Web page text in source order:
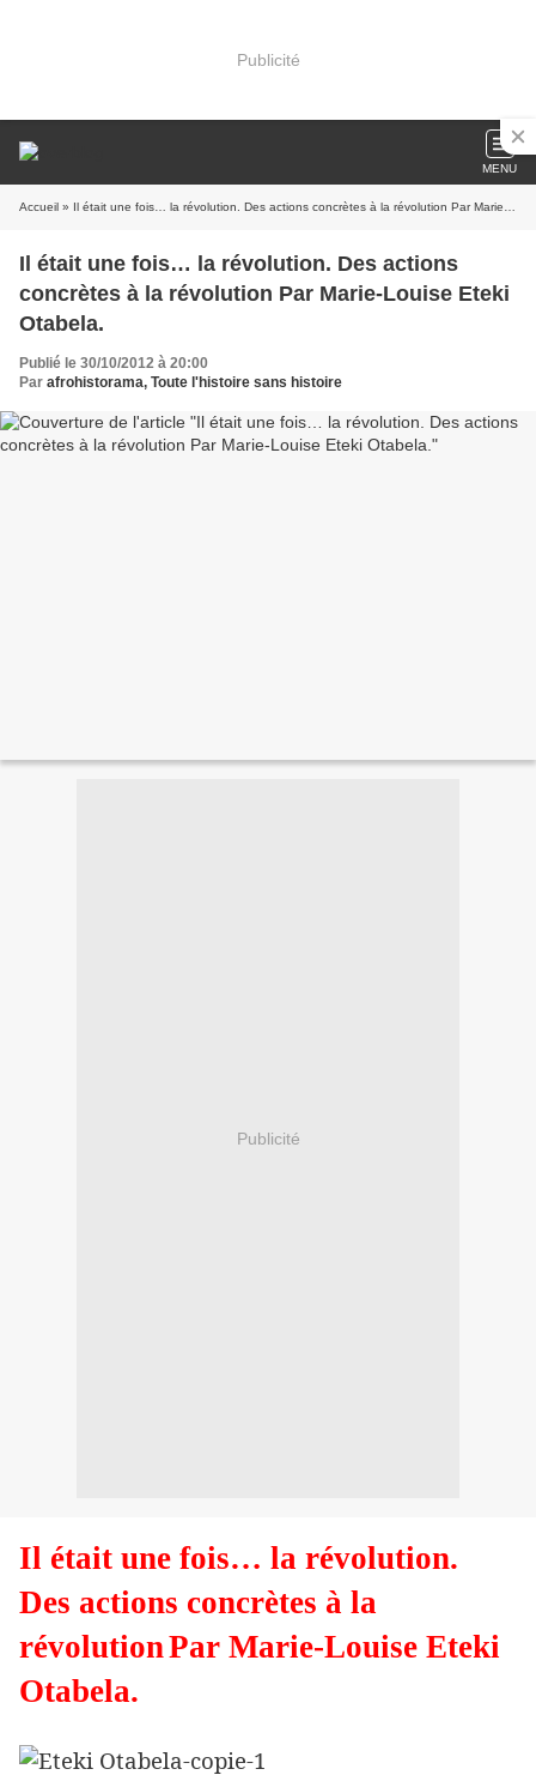
Publicité
MENU
Accueil » Il était une fois… la révolution. Des actions concrètes à la révolution Par Marie-Louise Eteki Otabela.
Il était une fois… la révolution. Des actions
concrètes à la révolution Par Marie-Louise Eteki
Otabela.
Publié le 30/10/2012 à 20:00
Par afrohistorama, Toute l'histoire sans histoire
Publicité
Il était une fois… la révolution.
Des actions concrètes à la
révolutionPar Marie-Louise Eteki
Otabela.